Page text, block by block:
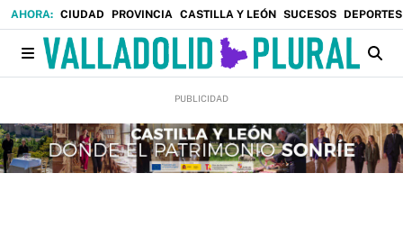
CIUDAD PROVINCIA CASTILLA Y LEÓN SUCESOS DEPORTES